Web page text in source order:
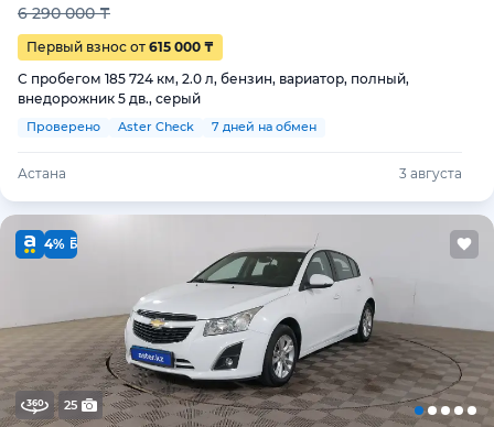
6 290 000 ₸
Первый взнос от 615 000 ₸
С пробегом 185 724 км, 2.0 л, бензин, вариатор, полный,
внедорожник 5 дв., серый
Проверено Aster Check 7 дней на обмен
Астана 3 августа
4%
25